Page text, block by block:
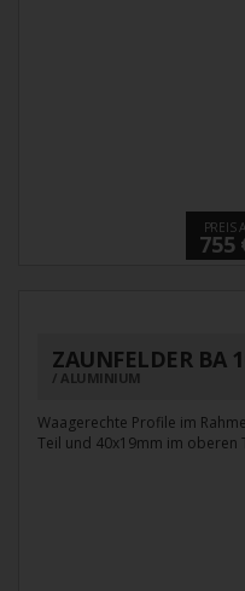
PREIS
755
ZAUNFELDER BA
ALUMINIUM
Waagerechte Profile im
Teil und 40x19mm im oberen